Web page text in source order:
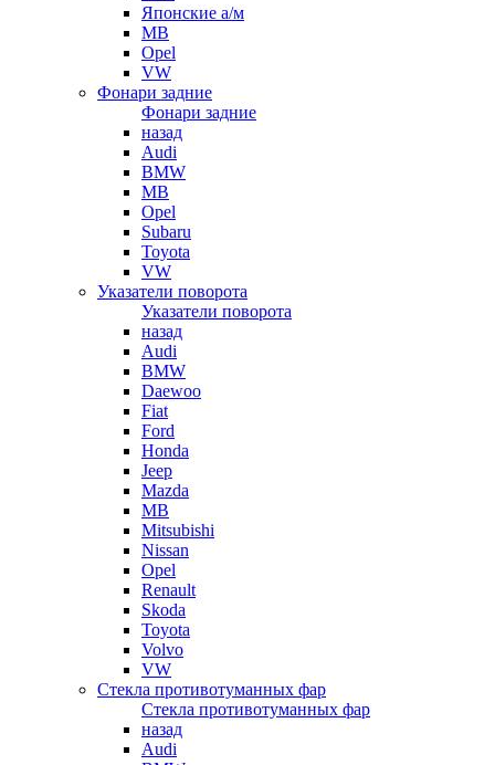
Японские а/м
MB
Opel
VW
Фонари задние
Фонари задние
назад
Audi
BMW
MB
Opel
Subaru
Toyota
VW
Указатели поворота
Указатели поворота
назад
Audi
BMW
Daewoo
Fiat
Ford
Honda
Jeep
Mazda
MB
Mitsubishi
Nissan
Opel
Renault
Skoda
Toyota
Volvo
VW
Стекла противотуманных фар
Стекла противотуманных фар
назад
Audi